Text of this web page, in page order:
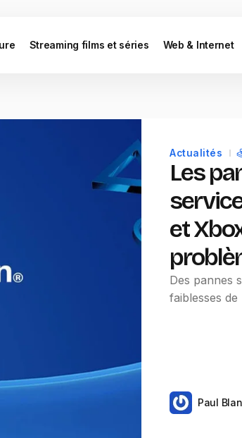
Streaming films et séries Web & Internet
Actualités
Les
et
Des pannes
faiblesses
Paul